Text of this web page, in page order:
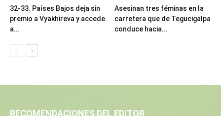
32-33. Países Bajos deja sin
premio a Vyakhireva y accede
a...
Asesinan tres féminas en la
carretera que de Tegucigalpa
conduce hacia...
RECOMENDACIONES DEL EDITOR